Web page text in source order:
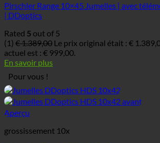
Pirschler Range 10×45 Jumelles | avec
| DDoptics
Rated 5 out of 5
(1) €1.389,00 Le prix original était : €
actuel est : € 999,00.
En savoir plus
Pour vous !
Aperçu
grossissement 10x